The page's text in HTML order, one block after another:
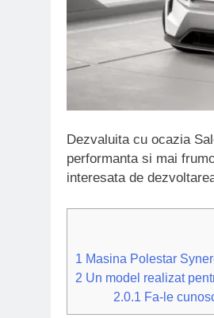
Dezvaluita cu ocazia
performanta si mai
interesata de
1 Masina Polestar
2 Un model realizat
2.0.1 Fa-le